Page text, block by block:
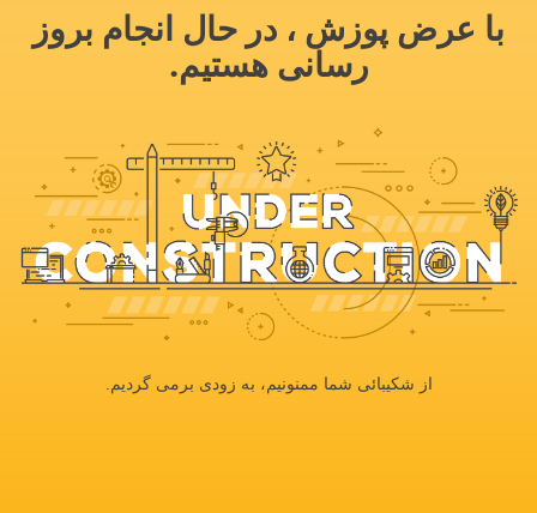
با عرض پوزش ، در حال انجام بروز
رسانی هستیم.
از شکیبائی شما ممنونیم، به زودی برمی گردیم.